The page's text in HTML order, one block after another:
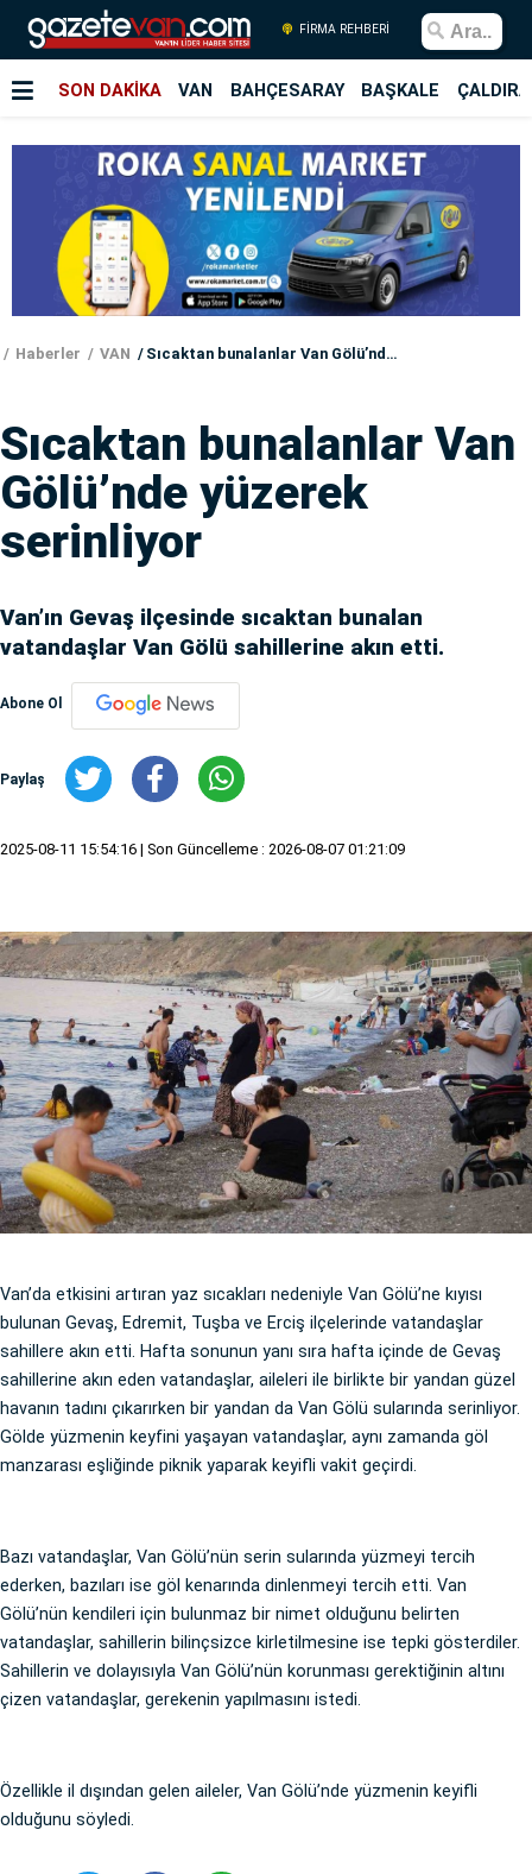
FİRMA REHBERİ
SON DAKİKA VAN BAHÇESARAY BAŞKALE
Haberler VAN Sıcaktan bunalanlar Van Gölü’nde yüzerek serinliyor
Sıcaktan bunalanlar Van
Gölü’nde yüzerek
serinliyor
Van’ın Gevaş ilçesinde sıcaktan bunalan
vatandaşlar Van Gölü sahillerine akın etti.
Abone Ol
Paylaş
2025-08-11 15:54:16 | Son Güncelleme : 2026-08-07 01:21:09
Van’da etkisini artıran yaz sıcakları nedeniyle Van Gölü’ne kıyısı
bulunan Gevaş, Edremit, Tuşba ve Erciş ilçelerinde vatandaşlar
sahillere akın etti. Hafta sonunun yanı sıra hafta içinde de Gevaş
sahillerine akın eden vatandaşlar, aileleri ile birlikte bir yandan güzel
havanın tadını çıkarırken bir yandan da Van Gölü sularında serinliyor.
Gölde yüzmenin keyfini yaşayan vatandaşlar, aynı zamanda göl
manzarası eşliğinde piknik yaparak keyifli vakit geçirdi.
Bazı vatandaşlar, Van Gölü’nün serin sularında yüzmeyi tercih
ederken, bazıları ise göl kenarında dinlenmeyi tercih etti. Van
Gölü’nün kendileri için bulunmaz bir nimet olduğunu belirten
vatandaşlar, sahillerin bilinçsizce kirletilmesine ise tepki gösterdiler.
Sahillerin ve dolayısıyla Van Gölü’nün korunması gerektiğinin altını
çizen vatandaşlar, gerekenin yapılmasını istedi.
Özellikle il dışından gelen aileler, Van Gölü’nde yüzmenin keyifli
olduğunu söyledi.